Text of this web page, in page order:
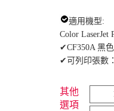
適用機型:
Color LaserJet
✔CF350A 黑
✔可列印張數
其他
選項